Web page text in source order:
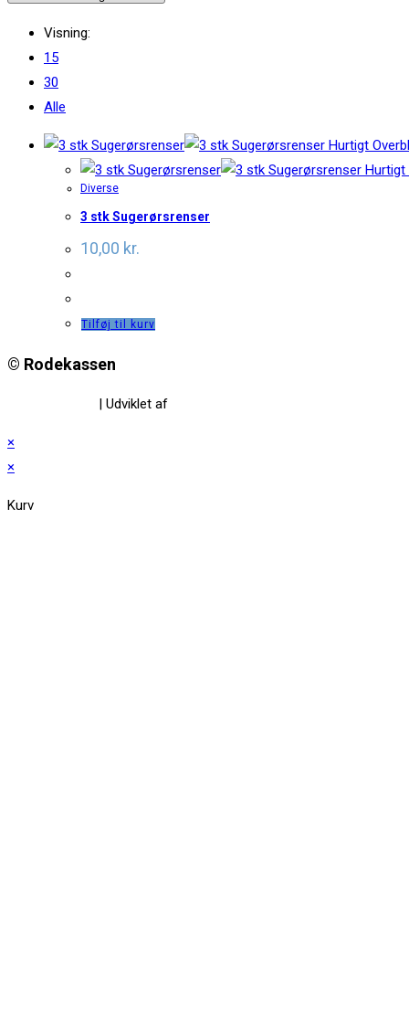
Visning:
15
30
Alle
Hurtigt
Hurtigt
Diverse
3 stk Sugerørsrenser
10,00 kr.
Tilføj til kurv
© Rodekassen
| Udviklet af
×
×
Kurv